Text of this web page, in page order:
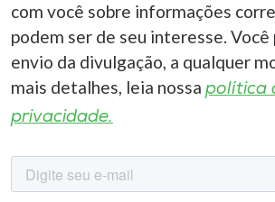
com você sobre informações
podem ser de seu interesse. Você
envio da divulgação, a qualquer
mais detalhes, leia nossa política
privacidade.